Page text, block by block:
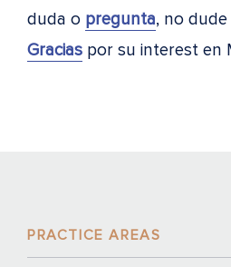
duda o pregunta, no
Gracias por su interest en
PRACTICE AREAS